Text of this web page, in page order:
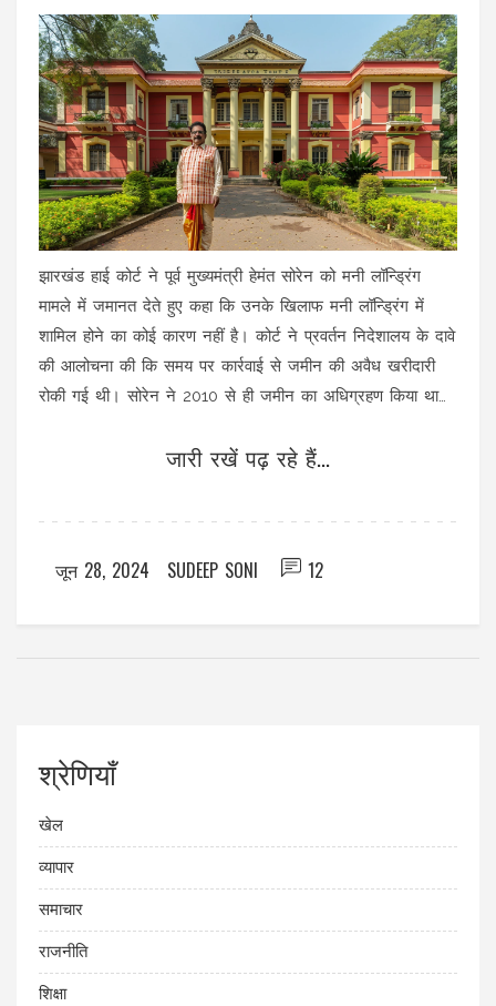
झारखंड हाई कोर्ट ने पूर्व मुख्यमंत्री हेमंत सोरेन को मनी लॉन्ड्रिंग
मामले में जमानत देते हुए कहा कि उनके खिलाफ मनी लॉन्ड्रिंग में
शामिल होने का कोई कारण नहीं है। कोर्ट ने प्रवर्तन निदेशालय के दावे
की आलोचना की कि समय पर कार्रवाई से जमीन की अवैध खरीदारी
रोकी गई थी। सोरेन ने 2010 से ही जमीन का अधिग्रहण किया था
जारी रखें पढ़ रहे हैं...
जून 28, 2024 SUDEEP SONI 12
श्रेणियाँ
खेल
व्यापार
समाचार
राजनीति
शिक्षा